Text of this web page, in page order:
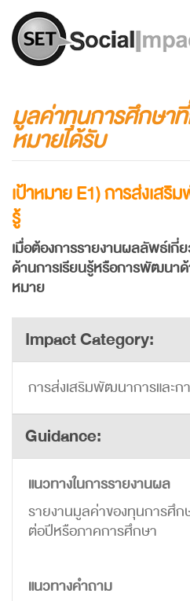
มูลค่าทุนการศึกษา
หมายได้รับ
เป้าหมายE1)การส่งเสริ
รู้
เมื่อต้องการรายงานผลลัพธ์เ
ด้านการเรียนรู้หรือการพัฒนาด้
หมาย
Impact Category:
การส่งเสริมพัฒนาการและก
Guidance:
แนวทางในการรายงานผล
รายงานมูลค่าของทุนการศึก
ต่อปีหรือภาคการศึกษา
แนวทางคำถาม